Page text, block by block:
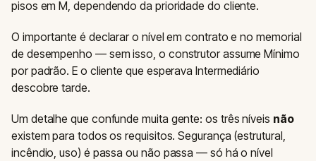
pisos em M, dependendo da prioridade do cliente.
O importante é declarar o nível em contrato e no memorial
de desempenho — sem isso, o construtor assume Mínimo
por padrão. E o cliente que esperava Intermediário
descobre tarde.
Um detalhe que confunde muita gente: os três níveis não
existem para todos os requisitos. Segurança (estrutural,
incêndio, uso) é passa ou não passa — só há o nível